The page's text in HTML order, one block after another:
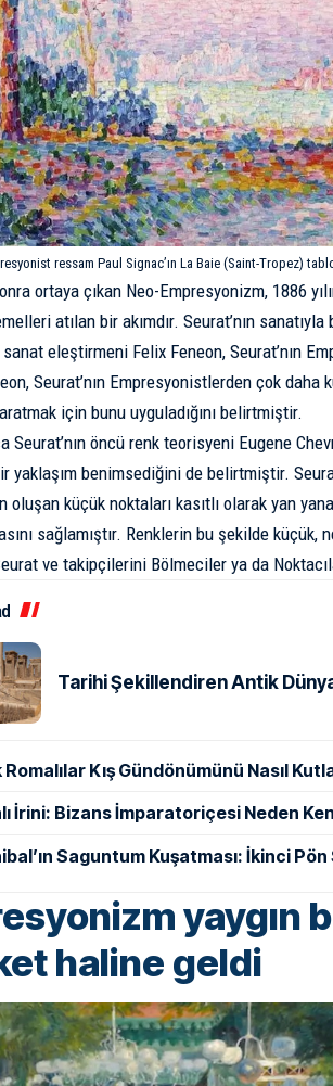
ressam Paul Signac’ın La Baie (Saint-Tropez)
ortaya çıkan Neo-Empresyonizm, 1886
atılan bir akımdır. Seurat’nın
eleştirmeni Felix Feneon, Seurat’nın
Seurat’nın Empresyonistlerden çok daha
için bunu uyguladığını belirtmiştir.
Seurat’nın öncü renk teorisyeni Eugene
yaklaşım benimsediğini de belirtmiştir.
oluşan küçük noktaları kasıtlı olarak yan
sağlamıştır. Renklerin bu şekilde
ve takipçilerini Bölmeciler ya da
Tarihi Şekillendiren Antik
Kış Gündönümünü Nasıl
İrini: Bizans İmparatoriçesi Neden
Saguntum Kuşatması: İkinci Pön
yaygın
haline geldi